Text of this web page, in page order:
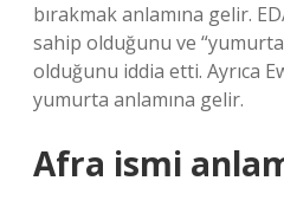
bırakmak anlamına gelir.
sahip olduğunu ve
olduğunu iddia etti. Ayrıca
yumurta anlamına gelir.
Afra ismi